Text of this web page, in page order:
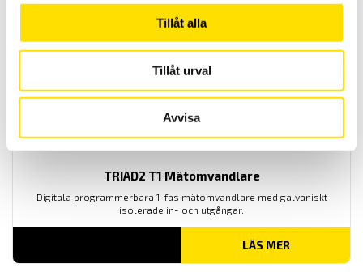
Tillåt alla
Tillåt urval
Avvisa
2,260.00KR–4,460.00KR
2,260.00 KR
TILL
LÄS MER
TRIAD2 T1 Mätomvandlare
Digitala programmerbara 1-fas mätomvandlare med galvaniskt
isolerade in- och utgångar.
LÄS MER